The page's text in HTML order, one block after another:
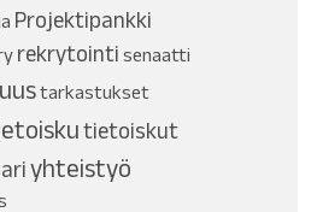
Projektipankki
rekrytointi senaatti
tarkastukset
tietoiskut
yhteistyö